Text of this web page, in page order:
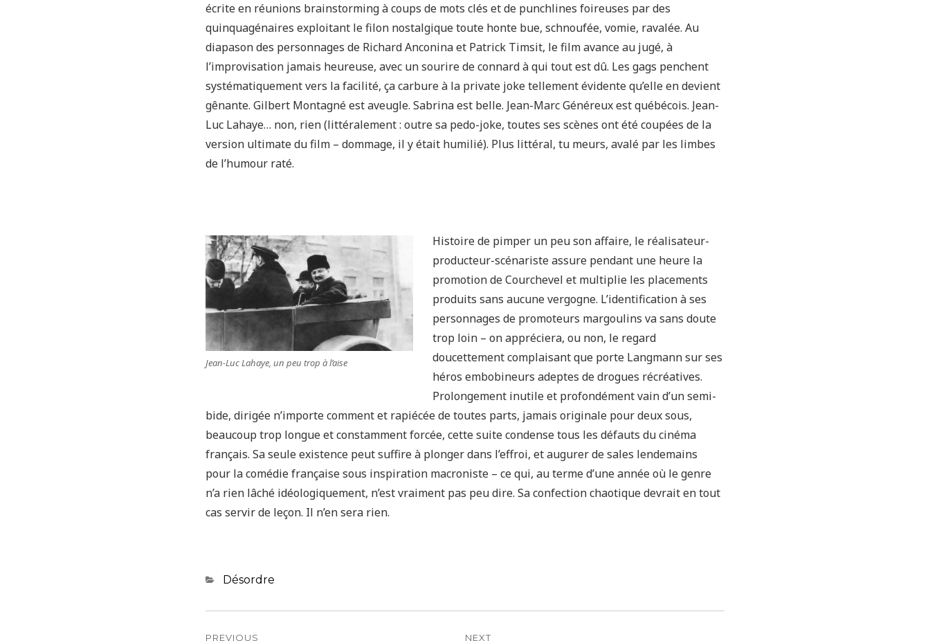
écrite en réunions brainstorming à coups de mots clés et de punchlines foireuses par des
quinquagénaires exploitant le filon nostalgique toute honte bue, schnoufée, vomie, ravalée. Au
diapason des personnages de Richard Anconina et Patrick Timsit, le film avance au jugé, à
l’improvisation jamais heureuse, avec un sourire de connard à qui tout est dû. Les gags penchent
systématiquement vers la facilité, ça carbure à la private joke tellement évidente qu’elle en devient
gênante. Gilbert Montagné est aveugle. Sabrina est belle. Jean-Marc Généreux est québécois. Jean-
Luc Lahaye… non, rien (littéralement : outre sa pedo-joke, toutes ses scènes ont été coupées de la
version ultimate du film – dommage, il y était humilié). Plus littéral, tu meurs, avalé par les limbes
de l’humour raté.
Jean-Luc Lahaye, un peu trop à l’aise
Histoire de pimper un peu son affaire, le réalisateur-
producteur-scénariste assure pendant une heure la
promotion de Courchevel et multiplie les placements
produits sans aucune vergogne. L’identification à ses
personnages de promoteurs margoulins va sans doute
trop loin – on appréciera, ou non, le regard
doucettement complaisant que porte Langmann sur ses
héros embobineurs adeptes de drogues récréatives.
Prolongement inutile et profondément vain d’un semi-
bide, dirigée n’importe comment et rapiécée de toutes parts, jamais originale pour deux sous,
beaucoup trop longue et constamment forcée, cette suite condense tous les défauts du cinéma
français. Sa seule existence peut suffire à plonger dans l’effroi, et augurer de sales lendemains
pour la comédie française sous inspiration macroniste – ce qui, au terme d’une année où le genre
n’a rien lâché idéologiquement, n’est vraiment pas peu dire. Sa confection chaotique devrait en tout
cas servir de leçon. Il n’en sera rien.
Categories
Désordre
PREVIOUS NEXT